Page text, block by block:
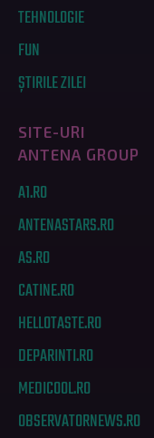
TEHNOLOGIE
FUN
ȘTIRILE ZILEI
SITE-URI
ANTENA GROUP
A1.RO
ANTENASTARS.RO
AS.RO
CATINE.RO
HELLOTASTE.RO
DEPARINTI.RO
MEDICOOL.RO
OBSERVATORNEWS.RO